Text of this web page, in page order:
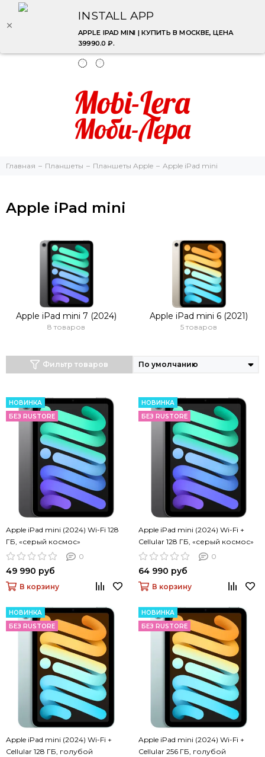
INSTALL APP
APPLE IPAD MINI | КУПИТЬ В МОСКВЕ, ЦЕНА
39990.0 ₽.
Главная Планшеты Планшеты Apple Apple iPad mini
Apple iPad mini
Apple iPad mini 7 (2024)
8 товаров
Apple iPad mini 6 (2021)
5 товаров
Фильтр товаров
НОВИНКА
БЕЗ RUSTORE
Apple iPad mini (2024) Wi-Fi 128
ГБ, «серый космос»
0
49 990 руб
В корзину
НОВИНКА
БЕЗ RUSTORE
Apple iPad mini (2024) Wi-Fi +
Cellular 128 ГБ, «серый космос»
0
64 990 руб
В корзину
НОВИНКА
БЕЗ RUSTORE
Apple iPad mini (2024) Wi-Fi +
Cellular 128 ГБ, голубой
НОВИНКА
БЕЗ RUSTORE
Apple iPad mini (2024) Wi-Fi +
Cellular 256 ГБ, голубой